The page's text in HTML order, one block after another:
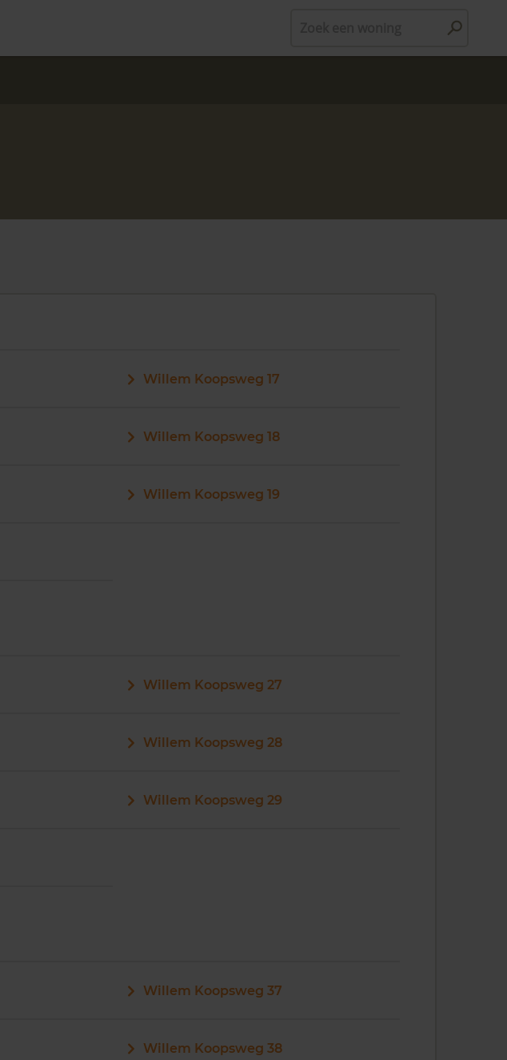
Willem Koopsweg 17
Willem Koopsweg 18
Willem Koopsweg 19
Willem Koopsweg 27
Willem Koopsweg 28
Willem Koopsweg 29
Willem Koopsweg 37
Willem Koopsweg 38